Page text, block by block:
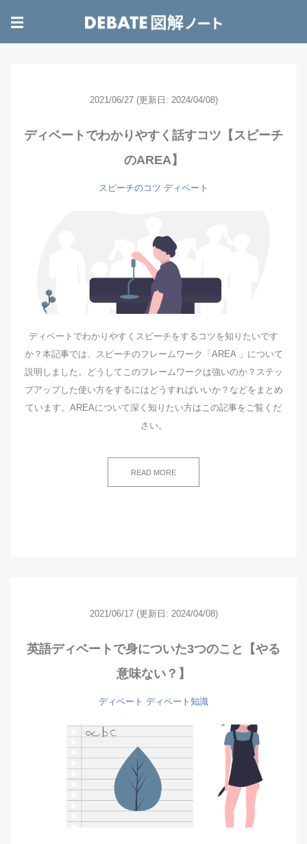
☰
2021/06/27 (更新日: 2024/04/08)
ディベートでわかりやすく話すコツ【スピーチ
のAREA】
スピーチのコツ ディベート
ディベートでわかりやすくスピーチをするコツを知りたいです
か？本記事では、スピーチのフレームワーク「AREA 」について
説明しました。どうしてこのフレームワークは強いのか？ステッ
プアップした使い方をするにはどうすればいいか？などをまとめ
ています。AREAについて深く知りたい方はこの記事をご覧くだ
さい。
READ MORE
2021/06/17 (更新日: 2024/04/08)
英語ディベートで身についた3つのこと【やる
意味ない？】
ディベート ディベート知識